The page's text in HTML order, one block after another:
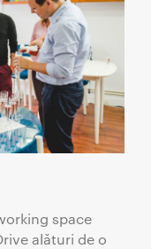
space
alături de o